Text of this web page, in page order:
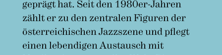
geprägt hat. Seit den 1980er-Jahren
zählt er zu den zentralen Figuren der
österreichischen Jazzszene und pflegt
einen lebendigen Austausch mit